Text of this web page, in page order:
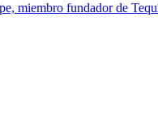
miembro fundador de